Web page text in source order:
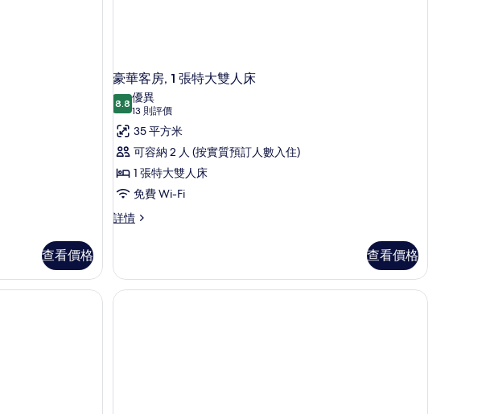
查看價格
豪華客房, 1 張特大雙人床
8.88.8 分，滿分 10 分
優異
13 則評價
(13
則
評
價)
35 平方米
可容納 2 人 (按實質預訂人數入住)
1 張特大雙人床
免費 Wi-Fi
詳情
豪
1
張
特
查看價格
絨被、特厚豪華床墊、迷你吧